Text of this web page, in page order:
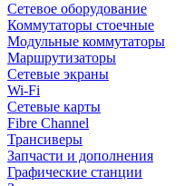
Сетевое оборудование
Коммутаторы стоечные
Модульные коммутаторы
Маршрутизаторы
Сетевые экраны
Wi-Fi
Сетевые карты
Fibre Channel
Трансиверы
Запчасти и дополнения
Графические станции